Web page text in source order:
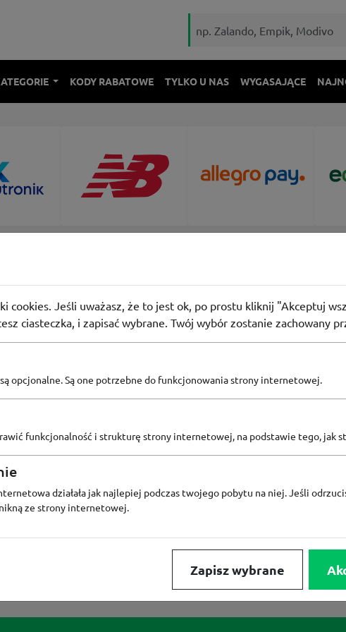
KODY RABATOWE TYLKO U NAS WYGASAJĄCE
2026
FRISCO MEDIA EXPERT EOBUWIE
MORELE.NET LIDL ZNAK
RENEE
cookies. Jeśli uważasz, że to jest ok, po prostu kliknij "Akceptuj
ciasteczka, i zapisać wybrane. Twój wybór zostanie zachowany
opcjonalne. Są one potrzebne do funkcjonowania strony internetowej.
funkcjonalność i strukturę strony internetowej, na podstawie tego, jak
działała jak najlepiej podczas twojego pobytu na niej. Jeśli
ze strony internetowej.
Zapisz wybrane